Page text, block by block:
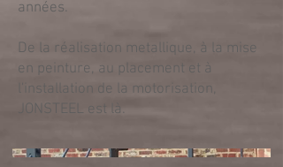
années.
De la réalisation metallique, à la mise
en peinture, au placement et à
l'installation de la motorisation,
JONSTEEL est là.